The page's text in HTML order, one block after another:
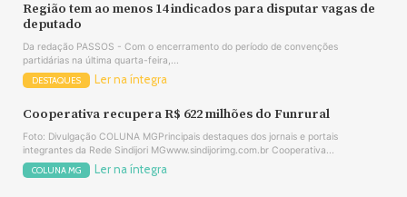
Região tem ao menos 14 indicados para disputar vagas de
deputado
Da redação PASSOS - Com o encerramento do período de convenções
partidárias na última quarta-feira,...
DESTAQUES Ler na íntegra
Cooperativa recupera R$ 622 milhões do Funrural
Foto: Divulgação COLUNA MGPrincipais destaques dos jornais e portais
integrantes da Rede Sindijori MGwww.sindijorimg.com.br Cooperativa...
COLUNA MG Ler na íntegra